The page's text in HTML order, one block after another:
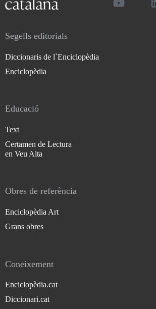
Segells editorials
Diccionaris de l`Enciclopèdia
Enciclopèdia
Educació
Text
Certamen de Lectura
en Veu Alta
Obres de referència
Enciclopèdia Art
Grans obres
Coneixement
Enciclopèdia.cat
Diccionari.cat